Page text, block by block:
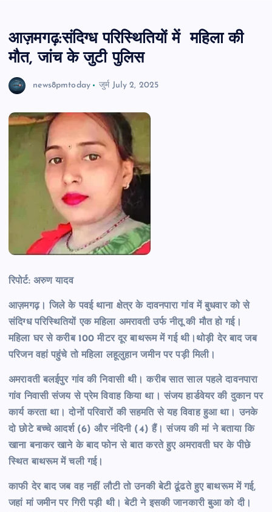
आज़मगढ़:संदिग्ध परिस्थितियों में महिला की
मौत, जांच के जुटी पुलिस
news8pmtoday जुर्म July 2, 2025
रिपोर्ट: अरुण यादव
आज़मगढ़। जिले के पवई थाना क्षेत्र के दावनपारा गांव में बुधवार को से
संदिग्ध परिस्थितियों एक महिला अमरावती उर्फ नीतू की मौत हो गई।
महिला घर से करीब 100 मीटर दूर बाथरूम में गई थी।थोड़ी देर बाद जब
परिजन वहां पहुंचे तो महिला लहूलुहान जमीन पर पड़ी मिली।
अमरावती बलईपुर गांव की निवासी थी। करीब सात साल पहले दावनपारा
गांव निवासी संजय से प्रेम विवाह किया था। संजय हार्डवेयर की दुकान पर
कार्य करता था। दोनों परिवारों की सहमति से यह विवाह हुआ था। उनके
दो छोटे बच्चे आदर्श (6) और नंदिनी (4) हैं। संजय की मां ने बताया कि
खाना बनाकर खाने के बाद फोन से बात करते हुए अमरावती घर के पीछे
स्थित बाथरूम में चली गई।
काफी देर बाद जब वह नहीं लौटी तो उनकी बेटी ढूंढते हुए बाथरूम में गई,
जहां मां जमीन पर गिरी पड़ी थी। बेटी ने इसकी जानकारी बुआ को दी।